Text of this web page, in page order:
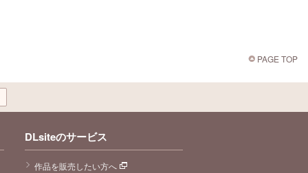
PAGE TOP
DLsiteのサービス
作品を販売したい方へ